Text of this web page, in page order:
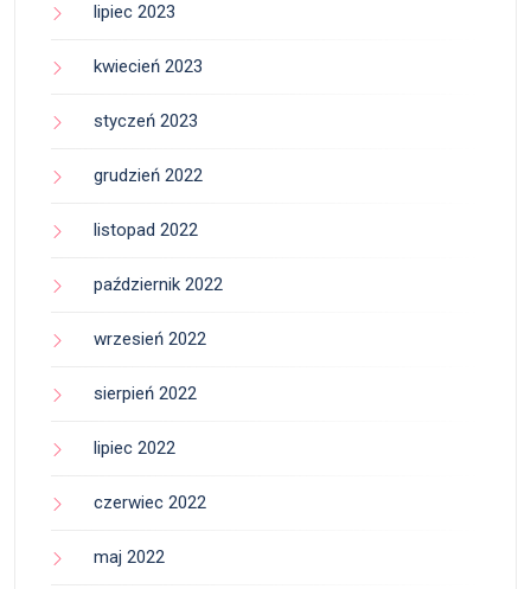
lipiec 2023
kwiecień 2023
styczeń 2023
grudzień 2022
listopad 2022
październik 2022
wrzesień 2022
sierpień 2022
lipiec 2022
czerwiec 2022
maj 2022